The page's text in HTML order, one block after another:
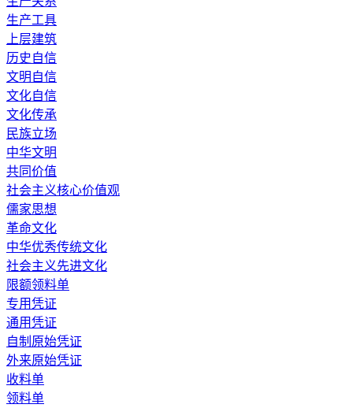
生产工具
上层建筑
历史自信
文明自信
文化自信
文化传承
民族立场
中华文明
共同价值
社会主义核心价值观
儒家思想
革命文化
中华优秀传统文化
社会主义先进文化
限额领料单
专用凭证
通用凭证
自制原始凭证
外来原始凭证
收料单
领料单